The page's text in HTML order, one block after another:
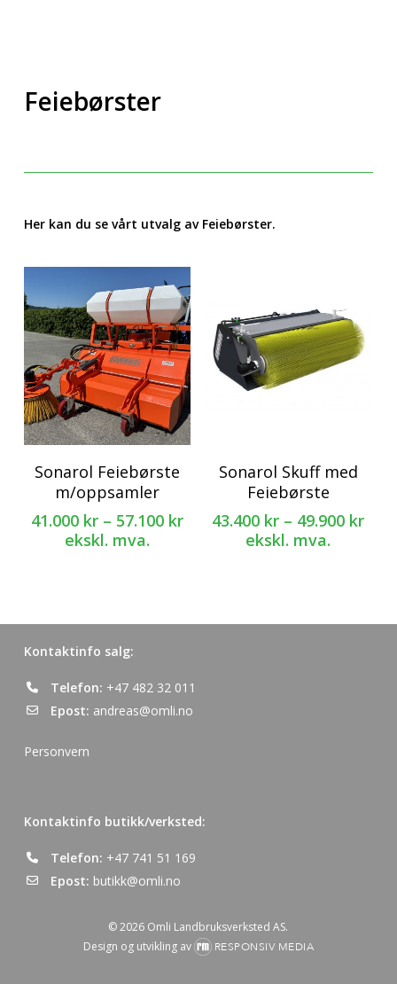
Feiebørster
Her kan du se vårt utvalg av Feiebørster.
produktet
flere
varianter.
Sonarol Feiebørste
m/oppsamler
41.000 kr – 57.100 krPrisområde:
41.000 kr
ekskl. mva.
produktet
flere
varianter.
Sonarol Skuff med
Feiebørste
43.400 kr – 49.900 kr
ekskl. mva.
Kontaktinfo salg:
Telefon: +47 482 32 011
Epost: andreas@omli.no
Personvern
Kontaktinfo butikk/verksted:
Telefon: +47 741 51 169
Epost: butikk@omli.no
© 2026 Omli Landbruksverksted AS.
Design og utvikling av
RESPONSIV MEDIA